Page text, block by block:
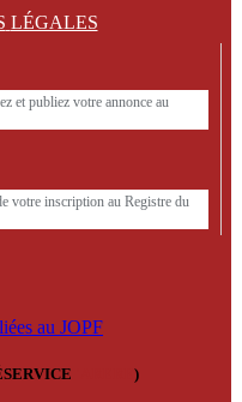
LÉGALES
et publiez votre annonce au
votre inscription au Registre du
au JOPF
)